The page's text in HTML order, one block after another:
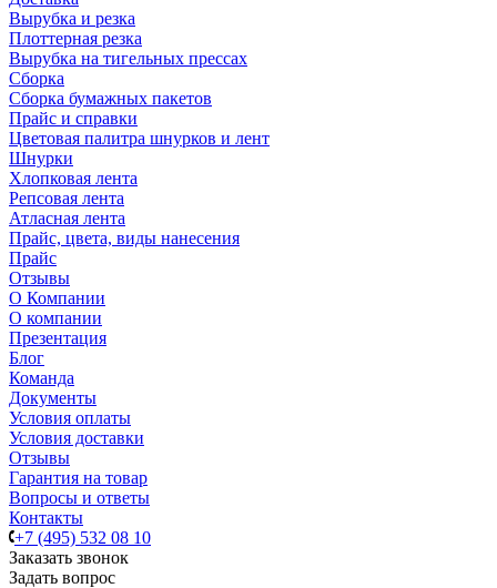
Вырубка и резка
Плоттерная резка
Вырубка на тигельных прессах
Сборка
Сборка бумажных пакетов
Прайс и справки
Цветовая палитра шнурков и лент
Шнурки
Хлопковая лента
Репсовая лента
Атласная лента
Прайс, цвета, виды нанесения
Прайс
Отзывы
О Компании
О компании
Презентация
Блог
Команда
Документы
Условия оплаты
Условия доставки
Отзывы
Гарантия на товар
Вопросы и ответы
Контакты
+7 (495) 532 08 10
Заказать звонок
Задать вопрос